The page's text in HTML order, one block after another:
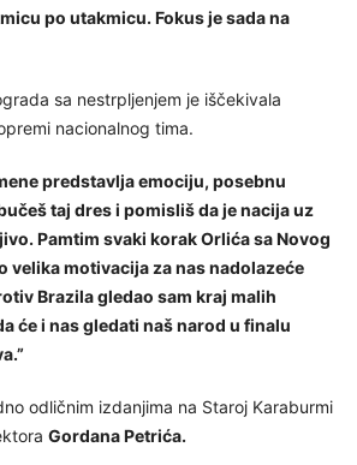
po utakmicu. Fokus je sada na
sa nestrpljenjem je iščekivala
nacionalnog tima.
predstavlja emociju, posebnu
taj dres i pomisliš da je nacija uz
Pamtim svaki korak Orlića sa Novog
velika motivacija za nas nadolazeće
Brazila gledao sam kraj malih
će i nas gledati naš narod u finalu
odličnim izdanjima na Staroj Karaburmi
Gordana Petrića.